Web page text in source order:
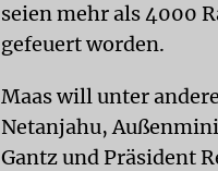
seien mehr als 4000
gefeuert worden.
Maas will unter
Netanjahu,
Gantz und Präsident